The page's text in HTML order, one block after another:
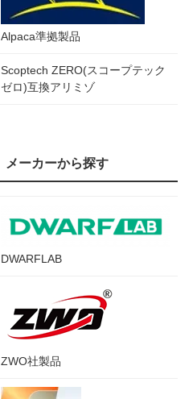
Alpaca準拠製品
Scoptech ZERO(スコープテック
ゼロ)互換アリミゾ
メーカーから探す
DWARFLAB
ZWO社製品